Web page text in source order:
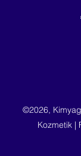
©2026,
Kozmetik |